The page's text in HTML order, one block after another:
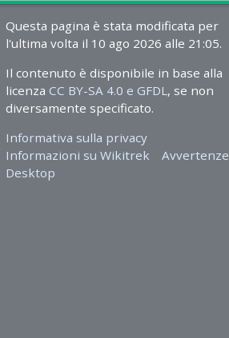
Questa pagina è stata modificata per
l'ultima volta il 10 ago 2026 alle 21:05.
Il contenuto è disponibile in base alla
licenza CC BY-SA 4.0 e GFDL, se non
diversamente specificato.
Informativa sulla privacy
Informazioni su Wikitrek
Avvertenze
Desktop